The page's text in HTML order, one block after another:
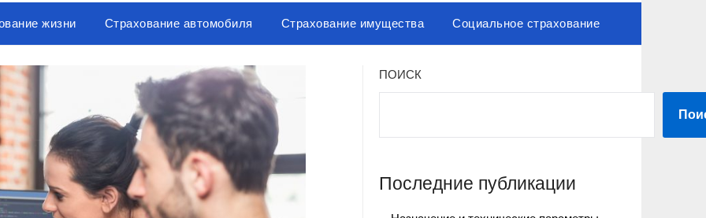
жизни Страхование автомобиля Страхование имущества Социальное страхование
ПОИСК
Последние публикации